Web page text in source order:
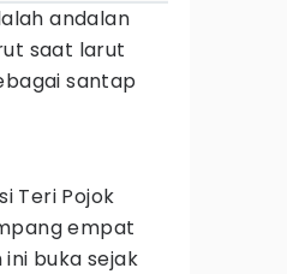
andalan
saat larut
santap
Teri Pojok
empat
ini buka sejak